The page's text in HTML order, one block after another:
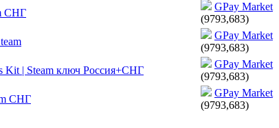
СНГ
GPay Market
(9793,683)
GPay Market
(9793,683)
Kit | Steam ключ Россия+СНГ
GPay Market
(9793,683)
СНГ
GPay Market
(9793,683)